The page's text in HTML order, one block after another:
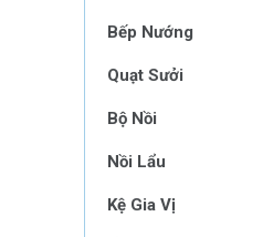
Bếp Nướng
Quạt Sưởi
Bộ Nồi
Nồi Lẩu
Kệ Gia Vị